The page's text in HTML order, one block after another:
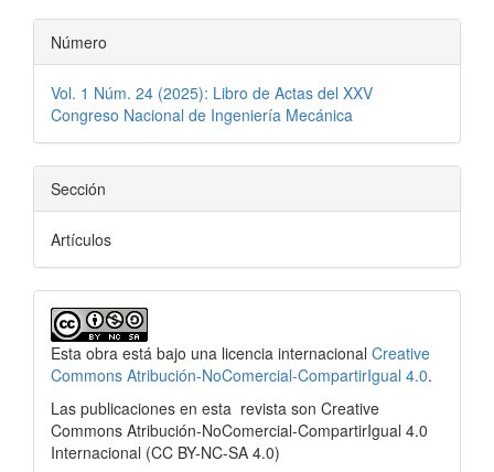
Número
Vol. 1 Núm. 24 (2025): Libro de Actas del XXV
Congreso Nacional de Ingeniería Mecánica
Sección
Artículos
Esta obra está bajo una licencia internacional Creative
Commons Atribución-NoComercial-CompartirIgual 4.0.
Las publicaciones en esta revista son Creative
Commons Atribución-NoComercial-CompartirIgual 4.0
Internacional (CC BY-NC-SA 4.0)